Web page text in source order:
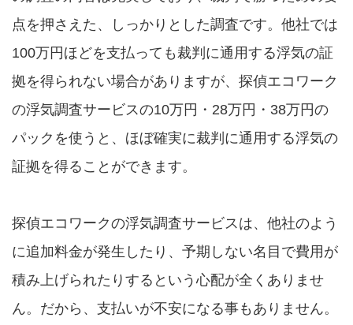
点を押さえた、しっかりとした調査です。他社では
100万円ほどを支払っても裁判に通用する浮気の証
拠を得られない場合がありますが、探偵エコワーク
の浮気調査サービスの10万円・28万円・38万円の
パックを使うと、ほぼ確実に裁判に通用する浮気の
証拠を得ることができます。
探偵エコワークの浮気調査サービスは、他社のよう
に追加料金が発生したり、予期しない名目で費用が
積み上げられたりするという心配が全くありませ
ん。だから、支払いが不安になる事もありません。